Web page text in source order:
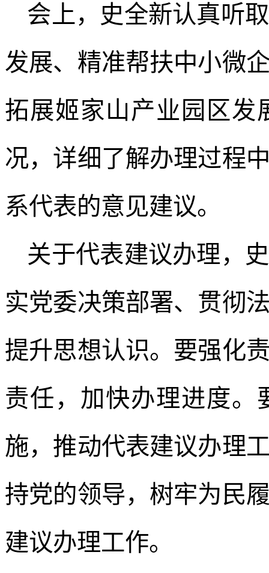
会上，史全新认真听
发展、精准帮扶中小微
拓展姬家山产业园区发
况，详细了解办理过程
系代表的意见建议。
关于代表建议办理，
实党委决策部署、贯彻
提升思想认识。要强化
责任，加快办理进度。
施，推动代表建议办理
持党的领导，树牢为民
建议办理工作。